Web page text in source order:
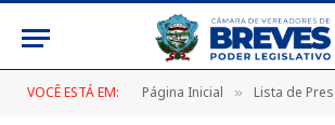
VOCÊ ESTÁ EM: Página Inicial » Lista de